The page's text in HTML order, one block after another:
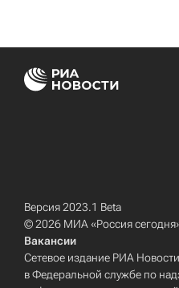
Версия 2023.1 Beta
© 2026 МИА «Россия
Вакансии
Сетевое издание РИА
в Федеральной службе по